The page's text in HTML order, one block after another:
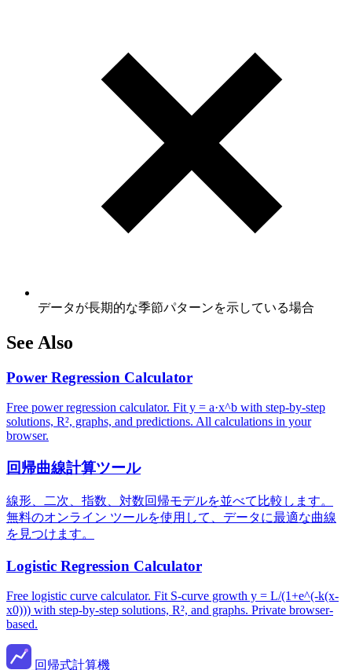
データが長期的な季節パターンを示している場合
See Also
Power Regression Calculator
Free power regression calculator. Fit y = a·x^b with step-by-step
solutions, R², graphs, and predictions. All calculations in your
browser.
回帰曲線計算ツール
線形、二次、指数、対数回帰モデルを並べて比較します。
無料のオンライン ツールを使用して、データに最適な曲線
を見つけます。
Logistic Regression Calculator
Free logistic curve calculator. Fit S-curve growth y = L/(1+e^(-k(x-
x0))) with step-by-step solutions, R², and graphs. Private browser-
based.
回帰式計算機